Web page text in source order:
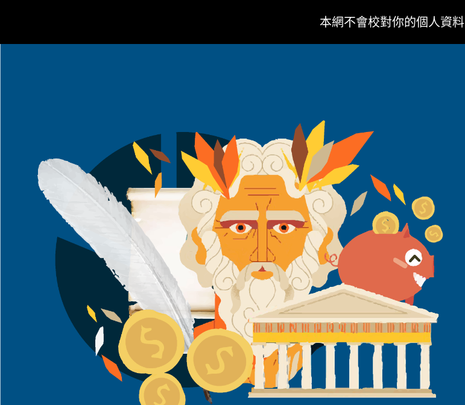
黃金時代實戰倉 三千世界
本網不會校對你的個人資料